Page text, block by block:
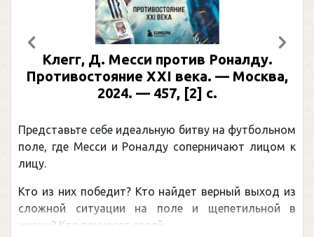
Клегг, Д. Месси против Роналду.
Противостояние XXI века. — Москва,
2024. — 457, [2] с.
Представьте себе идеальную битву на футбольном
поле, где Месси и Роналду соперничают лицом к
лицу.
Кто из них победит? Кто найдет верный выход из
сложной ситуации на поле и щепетильной в
жизни? Кто принесет своей ...
Предыдущий